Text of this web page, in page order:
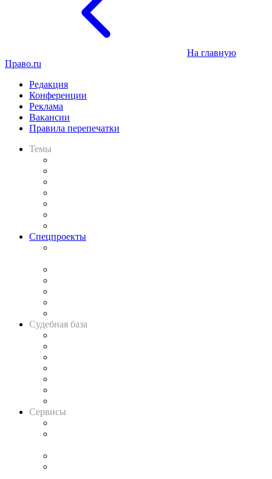
На главную
Право.ru
Редакция
Конференции
Реклама
Вакансии
Правила перепечатки
Темы
Спецпроекты
Судебная база
Сервисы